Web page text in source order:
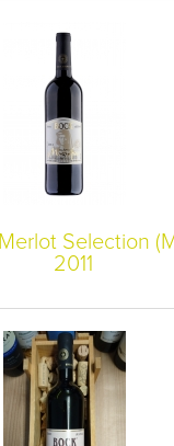
Selection
2011